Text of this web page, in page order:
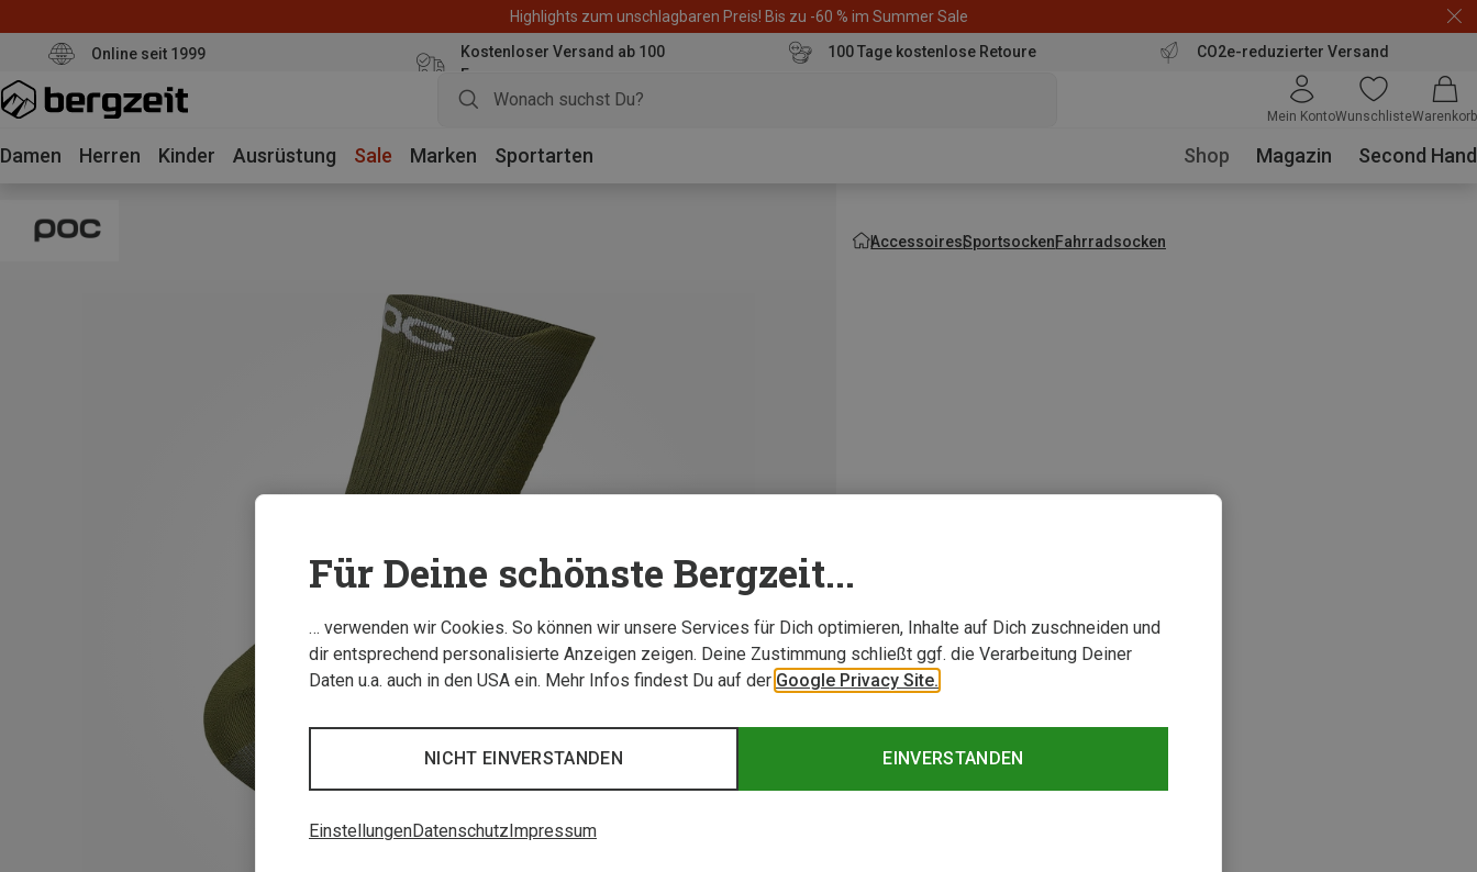
Highlights zum unschlagbaren Preis! Bis zu -60 % im Summer Sale
Online seit 1999
Kostenloser Versand ab 100
Euro
100 Tage kostenlose Retoure CO2e-reduzierter Versand
Mein KontoWunschlisteWarenkorb
Damen Herren Kinder Ausrüstung Sale Marken Sportarten Shop Magazin Second Hand
AccessoiresSportsockenFahrradsocken
Für Deine schönste Bergzeit...
… verwenden wir Cookies. So können wir unsere Services für Dich optimieren, Inhalte auf Dich zuschneiden und
dir entsprechend personalisierte Anzeigen zeigen. Deine Zustimmung schließt ggf. die Verarbeitung Deiner
Daten u.a. auch in den USA ein. Mehr Infos findest Du auf der Google Privacy Site.
EINVERSTANDEN
NICHT EINVERSTANDEN
EinstellungenDatenschutz Impressum